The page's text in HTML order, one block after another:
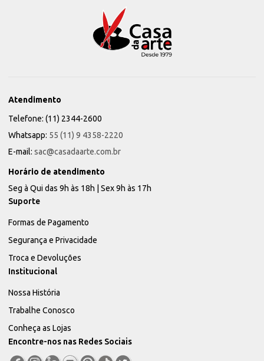
Atendimento
Telefone: (11) 2344-2600
Whatsapp: 55 (11) 9 4358-2220
E-mail: sac@casadaarte.com.br
Horário de atendimento
Seg à Qui das 9h às 18h | Sex 9h às 17h
Suporte
Formas de Pagamento
Segurança e Privacidade
Troca e Devoluções
Institucional
Nossa História
Trabalhe Conosco
Conheça as Lojas
Encontre-nos nas Redes Sociais